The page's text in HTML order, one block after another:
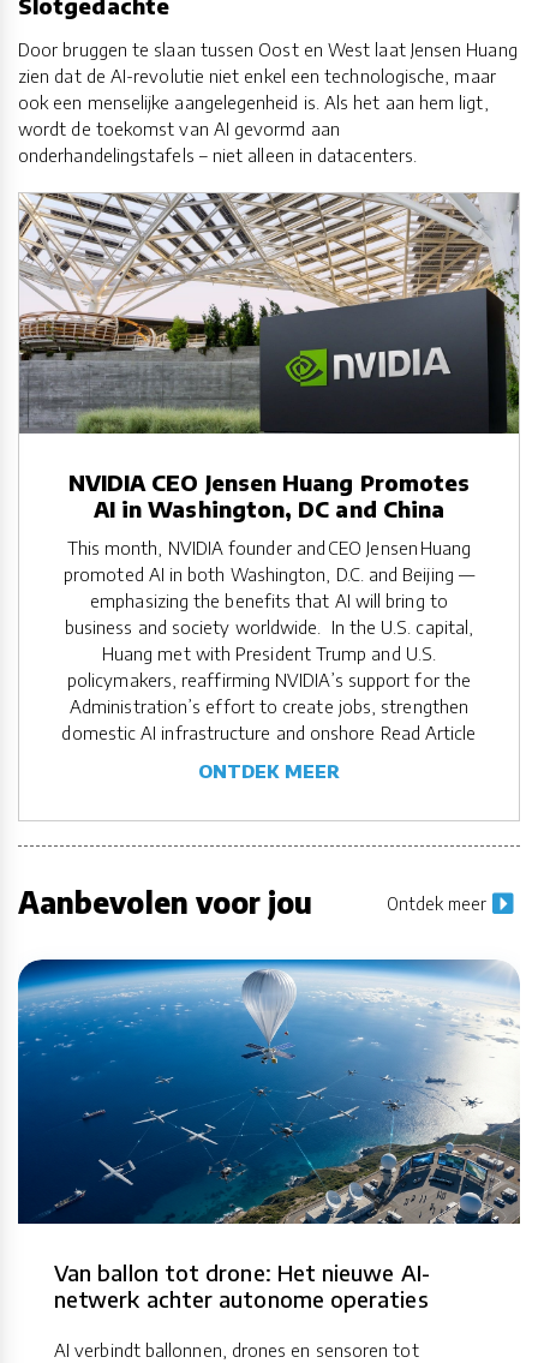
Slotgedachte
Door bruggen te slaan tussen Oost en West laat Jensen Huang
zien dat de AI-revolutie niet enkel een technologische, maar
ook een menselijke aangelegenheid is. Als het aan hem ligt,
wordt de toekomst van AI gevormd aan
onderhandelingstafels – niet alleen in datacenters.
NVIDIA CEO Jensen Huang Promotes
AI in Washington, DC and China
This month, NVIDIA founder and CEO Jensen Huang
promoted AI in both Washington, D.C. and Beijing —
emphasizing the benefits that AI will bring to
business and society worldwide. In the U.S. capital,
Huang met with President Trump and U.S.
policymakers, reaffirming NVIDIA’s support for the
Administration’s effort to create jobs, strengthen
domestic AI infrastructure and onshore Read Article
ONTDEK MEER
Aanbevolen voor jou Ontdek meer
Van ballon tot drone: Het nieuwe AI-
netwerk achter autonome operaties
AI verbindt ballonnen, drones en sensoren tot